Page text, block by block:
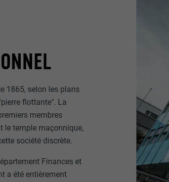
1865, selon les plans
flottante". La
membres
le temple maçonnique,
société discrète.
Finances et
a été entièrement